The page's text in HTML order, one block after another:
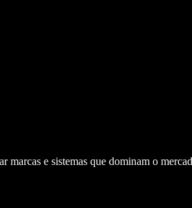
marcas e sistemas que dominam o